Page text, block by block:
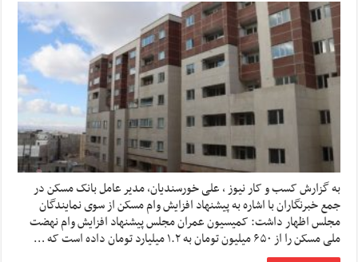
به گزارش کسب و کار نیوز ، علی خورسندیان، مدیر عامل بانک مسکن در
جمع خبرنگاران با اشاره به پیشنهاد افزایش وام مسکن از سوی نمایندگان
مجلس اظهار داشت: کمیسیون عمران مجلس پیشنهاد افزایش وام نهضت
ملی مسکن را از ۶۵٠ میلیون تومان به ١.٢ میلیارد تومان داده است که …